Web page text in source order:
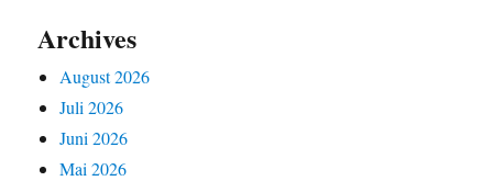
Archives
August 2026
Juli 2026
Juni 2026
Mai 2026